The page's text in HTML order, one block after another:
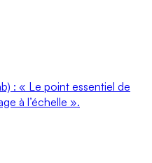
: « Le point essentiel de
à l’échelle ».